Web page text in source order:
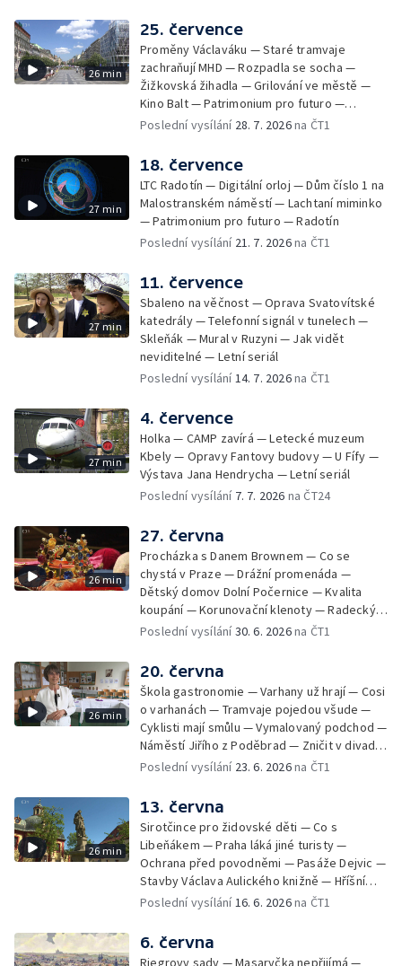
26 min
25. července
Proměny Václaváku — Staré tramvaje
zachraňují MHD — Rozpadla se socha —
Žižkovská žihadla — Grilování ve městě —
Kino Balt — Patrimonium pro futuro —
Třebonice
Poslední vysílání 28. 7. 2026na ČT1
27 min
18. července
LTC Radotín — Digitální orloj — Dům číslo 1 na
Malostranském náměstí — Lachtaní miminko
— Patrimonium pro futuro — Radotín
Poslední vysílání 21. 7. 2026na ČT1
27 min
11. července
Sbaleno na věčnost — Oprava Svatovítské
katedrály — Telefonní signál v tunelech —
Skleňák — Mural v Ruzyni — Jak vidět
neviditelné — Letní seriál
Poslední vysílání14. 7. 2026na ČT1
27 min
4. července
Holka — CAMP zavírá — Letecké muzeum
Kbely — Opravy Fantovy budovy — U Fífy —
Výstava Jana Hendrycha — Letní seriál
Poslední vysílání 7. 7. 2026 na ČT24
26 min
27. června
Procházka s Danem Brownem — Co se
chystá v Praze — Drážní promenáda —
Dětský domov Dolní Počernice — Kvalita
koupání — Korunovační klenoty — Radecký
zpátky na Malostranské náměstí — 50 let
Poslední vysílání30. 6. 2026na ČT1
26 min
20. června
Škola gastronomie — Varhany už hrají — Cosi
o varhanách — Tramvaje pojedou všude —
Cyklisti mají smůlu — Vymalovaný podchod —
Náměstí Jiřího z Poděbrad — Zničit v divadle
Komedie — Den otevřených dveří — Letní
Poslední vysílání 23. 6. 2026na ČT1
26 min
13. června
Sirotčince pro židovské děti — Co s
Libeňákem — Praha láká jiné turisty —
Ochrana před povodněmi — Pasáže Dejvic —
Stavby Václava Aulického knižně — Hříšní
lidé v Divadle ABC — Kunratice
Poslední vysílání16. 6. 2026na ČT1
6. června
Riegrovy sady — Masaryčka nepřijímá —